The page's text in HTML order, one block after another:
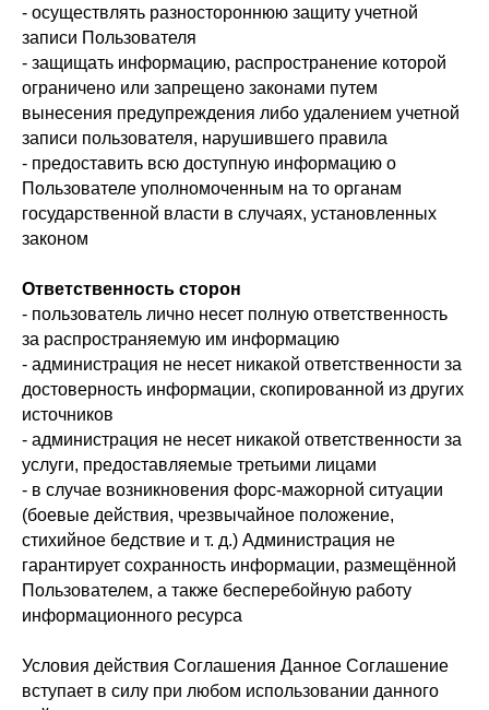
- осуществлять разностороннюю защиту учетной
записи Пользователя
- защищать информацию, распространение которой
ограничено или запрещено законами путем
вынесения предупреждения либо удалением учетной
записи пользователя, нарушившего правила
- предоставить всю доступную информацию о
Пользователе уполномоченным на то органам
государственной власти в случаях, установленных
законом
Ответственность сторон
- пользователь лично несет полную ответственность
за распространяемую им информацию
- администрация не несет никакой ответственности за
достоверность информации, скопированной из других
источников
- администрация не несет никакой ответственности за
услуги, предоставляемые третьими лицами
- в случае возникновения форс-мажорной ситуации
(боевые действия, чрезвычайное положение,
стихийное бедствие и т. д.) Администрация не
гарантирует сохранность информации, размещённой
Пользователем, а также бесперебойную работу
информационного ресурса
Условия действия Соглашения Данное Соглашение
вступает в силу при любом использовании данного